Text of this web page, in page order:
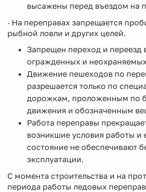
высажены перед въездом на
· На переправах запрещается
рыбной ловли и других целей.
Запрещен переход и переезд
огражденных и
Движение пешеходов по
разрешается только по
дорожкам, проложенным по
движения и обозначенным
Работа переправы
возникшие условия работы и
состояние не обеспечивают
эксплуатации.
С момента строительства и на
периода работы ледовых